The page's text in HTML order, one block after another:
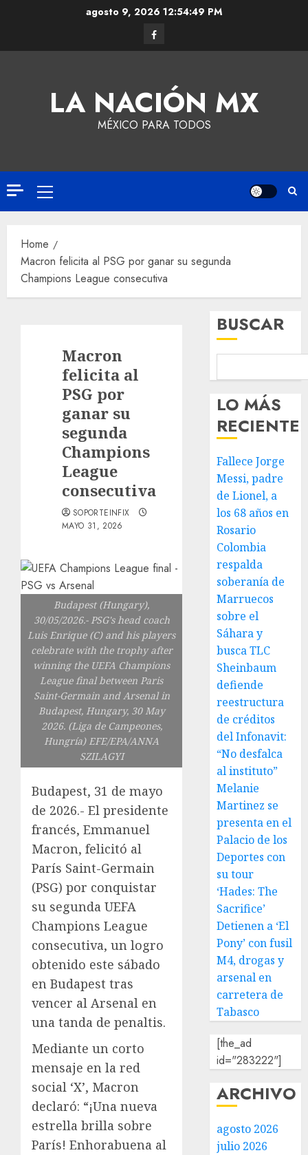
agosto 9, 2026 12:54:49 PM
LA NACIÓN MX
MÉXICO PARA TODOS
Home
Macron felicita al PSG por ganar su segunda
Champions League consecutiva
Macron
felicita al
PSG por
ganar su
segunda
Champions
League
consecutiva
SOPORTEINFIX
MAYO 31, 2026
Budapest (Hungary),
30/05/2026.- PSG's head coach
Luis Enrique (C) and his players
celebrate with the trophy after
winning the UEFA Champions
League final between Paris
Saint-Germain and Arsenal in
Budapest, Hungary, 30 May
2026. (Liga de Campeones,
Hungría) EFE/EPA/ANNA
SZILAGYI
Budapest, 31 de mayo
de 2026.- El presidente
francés, Emmanuel
Macron, felicitó al
París Saint-Germain
(PSG) por conquistar
su segunda UEFA
Champions League
consecutiva, un logro
obtenido este sábado
en Budapest tras
vencer al Arsenal en
una tanda de penaltis.
Mediante un corto
mensaje en la red
social ‘X’, Macron
declaró: “¡Una nueva
estrella brilla sobre
París! Enhorabuena al
BUSCAR
LO MÁS
RECIENTE
Fallece Jorge
Messi, padre
de Lionel, a
los 68 años en
Rosario
Colombia
respalda
soberanía de
Marruecos
sobre el
Sáhara y
busca TLC
Sheinbaum
defiende
reestructura
de créditos
del Infonavit:
“No desfalca
al instituto”
Melanie
Martinez se
presenta en el
Palacio de los
Deportes con
su tour
‘Hades: The
Sacrifice’
Detienen a ‘El
Pony’ con fusil
M4, drogas y
arsenal en
carretera de
Tabasco
[the_ad
id="283222"]
ARCHIVO
agosto 2026
julio 2026